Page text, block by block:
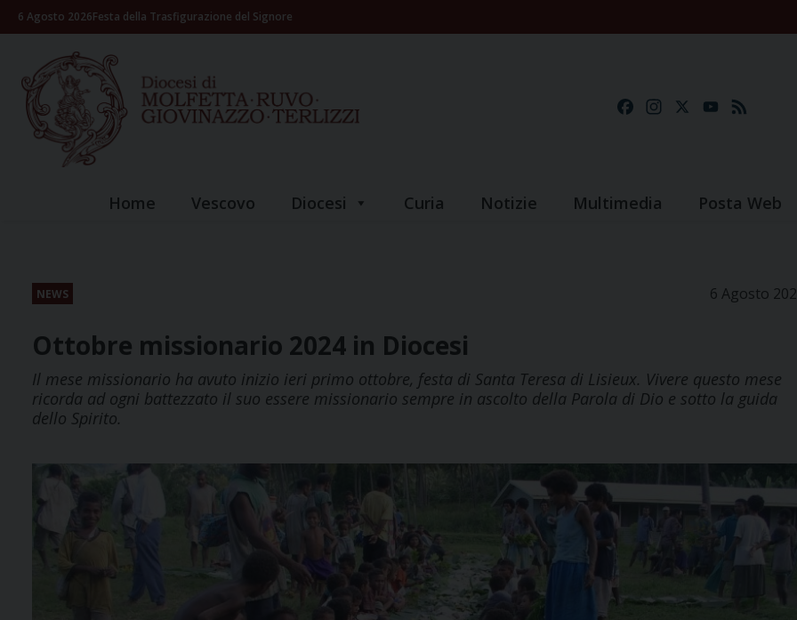
Skip6 Agosto 2026Festa della Trasfigurazione del Signore
FacebookInstagramYouTube
Home Vescovo Diocesi Curia Notizie Multimedia Posta Web
NEWS 6 Agosto
Ottobre missionario 2024 in Diocesi
Il mese missionario ha avuto inizio ieri primo ottobre, festa di Santa Teresa di Lisieux. Vivere questo mese
ricorda ad ogni battezzato il suo essere missionario sempre in ascolto della Parola di Dio e sotto la guida
dello Spirito.